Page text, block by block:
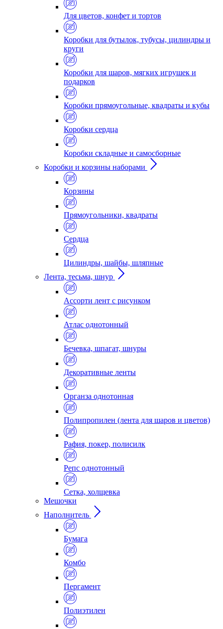
Для цветов, конфет и тортов
Коробки для бутылок, тубусы, цилиндры и
круги
Коробки для шаров, мягких игрушек и
подарков
Коробки прямоугольные, квадраты и кубы
Коробки сердца
Коробки складные и самосборные
Коробки и корзины наборами
Корзины
Прямоугольники, квадраты
Сердца
Цилиндры, шайбы, шляпные
Лента, тесьма, шнур
Ассорти лент с рисунком
Атлас однотонный
Бечевка, шпагат, шнуры
Декоративные ленты
Органза однотонная
Полипропилен (лента для шаров и цветов)
Рафия, покер, полисилк
Репс однотонный
Сетка, холщевка
Мешочки
Наполнитель
Бумага
Комбо
Пергамент
Полиэтилен